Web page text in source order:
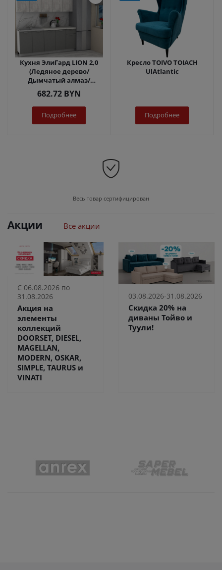
Кухня ЭлиГард LION 2,0
(Ледяное дерево/
Дымчатый алмаз/
Королевский опал)
682.72 BYN
Подробнее
Кресло TOIVO TOIACH
UlAtlantic
Подробнее
Весь товар сертифицирован
Акции Все акции
С 06.08.2026 по
31.08.2026
Акция на
элементы
коллекций
DOORSET, DIESEL,
MAGELLAN,
MODERN, OSKAR,
SIMPLE, TAURUS и
VINATI
03.08.2026-31.08.2026
Скидка 20% на
диваны Тойво и
Туули!